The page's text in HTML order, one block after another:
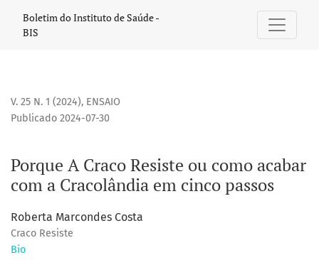
Porque A Craco Resiste ou como acabar com a
Boletim do Instituto de Saúde -
BIS
V. 25 N. 1 (2024), ENSAIO
Porque A Craco Resiste ou como acabar
com a Cracolândia em cinco passos
Publicado 2024-07-30
Roberta Marcondes Costa
Craco Resiste
Bio